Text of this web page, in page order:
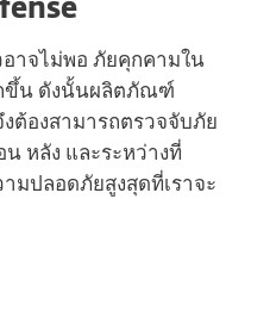
าจไม่พอ ภัยคุกคามใน
ขึ้น ดังนั้นผลิตภัณฑ์
ต้องสามารถตรวจจับภัย
หลัง และระหว่างที่
ามปลอดภัยสูงสุดที่เราจะ